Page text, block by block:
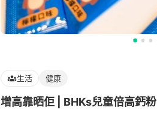
生活 健康
增高靠晒佢 | BHKs兒童倍高鈣粉